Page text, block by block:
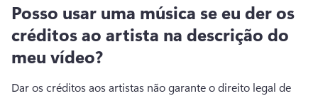
Posso usar uma música se eu der os
créditos ao artista na descrição do
meu vídeo?
Dar os créditos aos artistas não garante o direito legal de